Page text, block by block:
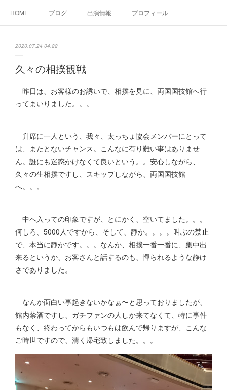
HOME ブログ 出演情報 プロフィール
2020.07.24 04:22
久々の相撲観戦
昨日は、お客様のお誘いで、相撲を見に、両国国技館へ行
ってまいりました。。。
升席に一人という、我々、太っちょ協会メンバーにとって
は、またとないチャンス。こんなに有り難い事はありませ
ん。誰にも迷惑かけなくて良いという。。安心しながら、
久々の生相撲ですし、スキップしながら、両国国技館
へ。。。
中へ入っての印象ですが、とにかく、空いてました。。。
何しろ、5000人ですから、そして、静か。。。。叫ぶの禁止
で、本当に静かです。。。なんか、相撲一番一番に、集中出
来るというか、お客さんと話するのも、憚られるような静け
さでありました。
なんか面白い事起きないかなぁ〜と思っておりましたが、
館内禁酒ですし、ガチファンの人しか来てなくて、特に事件
もなく、終わってからもいつもは飲んで帰りますが、こんな
ご時世ですので、清く帰宅致しました。。。